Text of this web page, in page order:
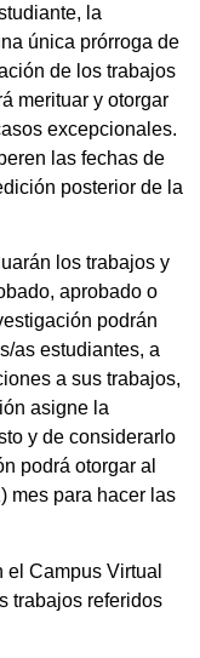
la
única prórroga de
de los trabajos
merituar y otorgar
excepcionales.
las fechas de
posterior de la
los trabajos y
aprobado o
podrán
as estudiantes, a
a sus trabajos,
asigne la
y de considerarlo
podrá otorgar al
mes para hacer las
Campus Virtual
trabajos referidos